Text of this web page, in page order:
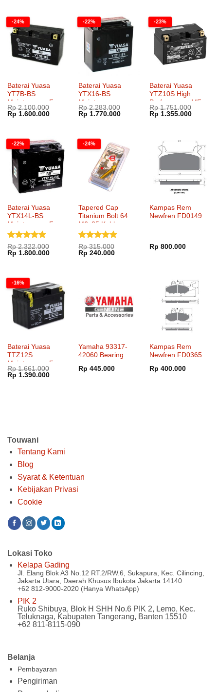
Rp 5.470.000.
-24%
Baterai Yuasa
YT7B-BS
Maintenance Free
Rp2.100.000
Harga
aslinya
Rp 1.600.000Harga
Rp 1.600.000.
-22%
Baterai Yuasa
YTX16-BS
Maintenance
Rp2.283.000
Harga
aslinya
Rp 1.770.000Harga
-23%
Baterai Yuasa
YTZ10S High
Performance MF
Rp1.751.000
Harga
aslinya
Rp 1.355.000Harga
-22%
Baterai Yuasa
YTX14L-BS
Maintenance Free
Dinilai5
dari 5
Rp2.322.000
Harga
aslinya
Rp 1.800.000Harga
-24%
Tapered Cap
Titanium Bolt 64
M6x25 Kohken
KOK-1051xx
Dinilai5
dari 5
Rp315.000
Harga
aslinya
Rp 240.000Harga
Kampas Rem
Newfren FD0149
Rp 800.000
-16%
Baterai Yuasa
TTZ12S
Maintenance Free
Rp1.661.000
Harga
aslinya
Rp 1.390.000Harga
Yamaha 93317-
42060 Bearing
Rp 445.000
Kampas Rem
Newfren FD0365
Rp 400.000
Touwani
Tentang Kami
Blog
Syarat & Ketentuan
Kebijakan Privasi
Cookie
Belanja
Pembayaran
Pengiriman
Lokasi Toko
Kelapa Gading
Jl. Elang Blok A3 No.12 RT.2/RW.6, Sukapura, Kec. Cilincing,
Jakarta Utara, Daerah Khusus Ibukota Jakarta 14140
+62 812-9000-2020 (Hanya WhatsApp)
PIK 2
Ruko Shibuya, Blok H SHH No.6 PIK 2, Lemo, Kec.
Teluknaga, Kabupaten Tangerang, Banten 15510
+62 811-8115-090